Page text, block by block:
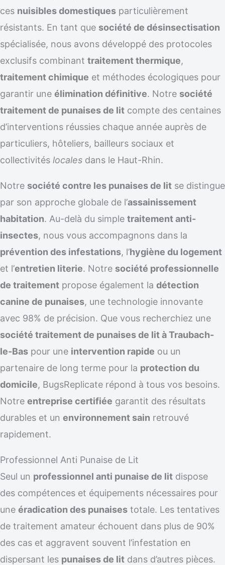
ces nuisibles domestiques particulièrement
résistants. En tant que société de désinsectisation
spécialisée, nous avons développé des protocoles
exclusifs combinant traitement thermique,
traitement chimique et méthodes écologiques pour
garantir une élimination définitive. Notre société
traitement de punaises de lit compte des centaines
d’interventions réussies chaque année auprès de
particuliers, hôteliers, bailleurs sociaux et
collectivités locales dans le Haut-Rhin.
Notre société contre les punaises de lit se distingue
par son approche globale de l’assainissement
habitation. Au-delà du simple traitement anti-
insectes, nous vous accompagnons dans la
prévention des infestations, l’hygiène du logement
et l’entretien literie. Notre société professionnelle
de traitement propose également la détection
canine de punaises, une technologie innovante
avec 98% de précision. Que vous recherchiez une
société traitement de punaises de lit à Traubach-
le-Bas pour une intervention rapide ou un
partenaire de long terme pour la protection du
domicile, BugsReplicate répond à tous vos besoins.
Notre entreprise certifiée garantit des résultats
durables et un environnement sain retrouvé
rapidement.
Professionnel Anti Punaise de Lit
Seul un professionnel anti punaise de lit dispose
des compétences et équipements nécessaires pour
une éradication des punaises totale. Les tentatives
de traitement amateur échouent dans plus de 90%
des cas et aggravent souvent l’infestation en
dispersant les punaises de lit dans d’autres pièces.